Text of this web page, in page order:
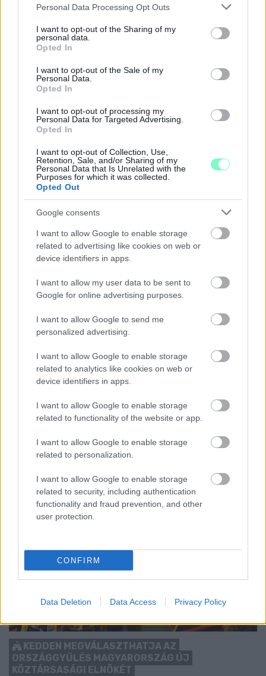
Please note that this website/app uses one or more Google
not limited to your visit or usage behaviour. You may click to
grant or deny consent to Google and its third-party tags to
use your data for below specified purposes in below Google
consent section.
Personal Data Processing Opt Outs
I want to opt-out of the Sharing of my
personal data.
Opted In
I want to opt-out of the Sale of my
Personal Data.
Opted In
I want to opt-out of processing my
Personal Data for Targeted Advertising.
Opted In
I want to opt-out of Collection, Use,
Retention, Sale, and/or Sharing of my
Personal Data that Is Unrelated with the
Purposes for which it was collected.
Opted Out
Google consents
I want to allow Google to enable storage
related to advertising like cookies on web or
device identifiers in apps.
I want to allow my user data to be sent to
Google for online advertising purposes.
I want to allow Google to send me
personalized advertising.
I want to allow Google to enable storage
related to analytics like cookies on web or
device identifiers in apps.
I want to allow Google to enable storage
related to functionality of the website or app.
I want to allow Google to enable storage
related to personalization.
I want to allow Google to enable storage
related to security, including authentication
functionality and fraud prevention, and other
user protection.
CONFIRM
Data Deletion Data Access Privacy Policy
A RÓMAIAKTÓL AZ AGYAGKATONÁKIG –
TÁRLATVEZETÉSEK, WORKSHOP ÉS
KÖZÖNSÉGTALÁLKOZÓ VÁRJA A LÁTOGATÓKAT A
GYŐRI RÓMER MÚZEUMBAN
Ingyenes programokkal és különleges kiállításokkal készülnek a
– Kőtár is díjmentesen látogatható.
CZUNYINÉ HARCA A GMAIL ÉS AZ ÖNKÉNY ELLEN
- LETILTOTTA A GOOGLE A VÉDVONAL LEVELEZŐ
FIÓKJÁT
szolgáltatást használt, hogy megvédje a Fidesz maradékát.
KEDDEN MEGVÁLASZTHATJA AZ
ORSZÁGGYŰLÉS MAGYARORSZÁG ÚJ
KÖZTÁRSASÁGI ELNÖKÉT